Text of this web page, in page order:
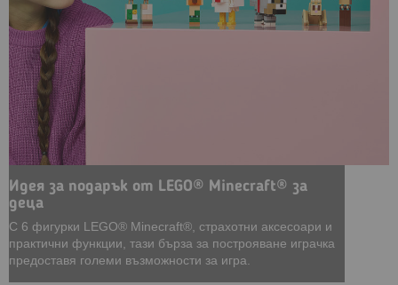
Идея за подарък от LEGO® Minecraft® за
деца
С 6 фигурки LEGO® Minecraft®, страхотни аксесоари и
практични функции, тази бърза за построяване играчка
предоставя големи възможности за игра.